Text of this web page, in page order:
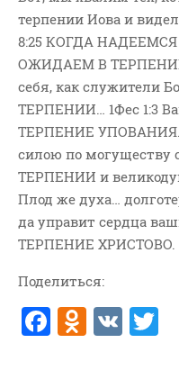
МОИ КНИГИ
СЛОВО-АУДИО
СЛОВО-ВИДЕО
ВОПРОСЫ ПАСТОРУ
РУБРИКИ
Аудио
Беседы По Бытие
Заметки
Информация
История-Свидетельство
терпении Иова и
8:25 КОГДА НАДЕЕМСЯ
ОЖИДАЕМ В
себя, как служители
ТЕРПЕНИИ… 1Фес 1:3
ТЕРПЕНИЕ УПОВАНИЯ…
силою по
ТЕРПЕНИИ и
Плод же духа…
да управит сердца
ТЕРПЕНИЕ ХРИСТОВО.
Поделиться:
F
a
O
d
V
K